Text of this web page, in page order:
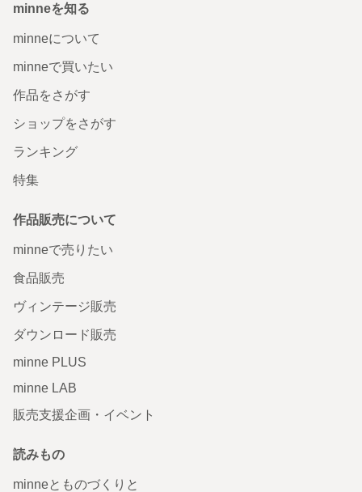
minneを知る
minneについて
minneで買いたい
作品をさがす
ショップをさがす
ランキング
特集
作品販売について
minneで売りたい
食品販売
ヴィンテージ販売
ダウンロード販売
minne PLUS
minne LAB
販売支援企画・イベント
読みもの
minneとものづくりと